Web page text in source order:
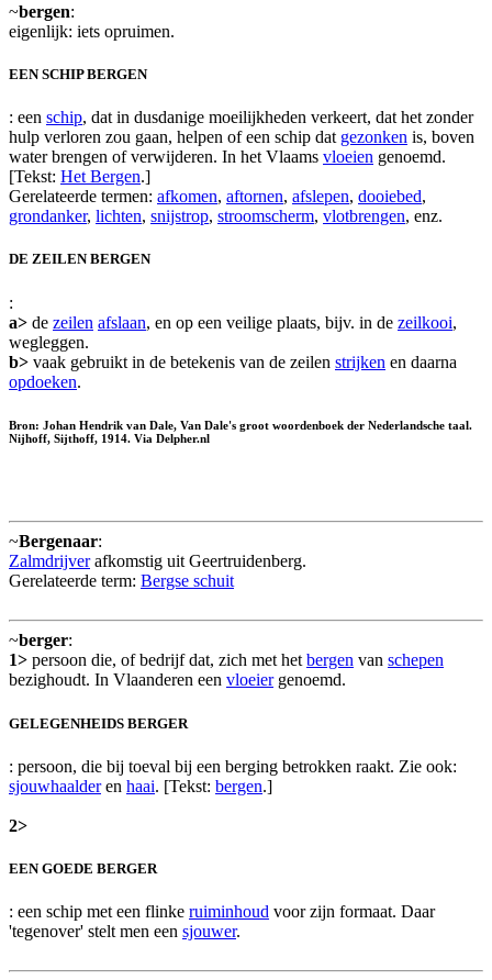
~bergen:
eigenlijk: iets opruimen.
EEN SCHIP BERGEN
: een schip, dat in dusdanige moeilijkheden verkeert, dat het zonder
hulp verloren zou gaan, helpen of een schip dat gezonken is, boven
water brengen of verwijderen. In het Vlaams vloeien genoemd.
[Tekst: Het Bergen.]
Gerelateerde termen: afkomen, aftornen, afslepen, dooiebed,
grondanker, lichten, snijstrop, stroomscherm, vlotbrengen, enz.
DE ZEILEN BERGEN
:
a> de zeilen afslaan, en op een veilige plaats, bijv. in de zeilkooi,
wegleggen.
b> vaak gebruikt in de betekenis van de zeilen strijken en daarna
opdoeken.
Bron: Johan Hendrik van Dale, Van Dale's groot woordenboek der Nederlandsche taal.
Nijhoff, Sijthoff, 1914. Via Delpher.nl
~Bergenaar:
Zalmdrijverafkomstig uit Geertruidenberg.
Gerelateerde term: Bergse schuit
~berger:
1> persoon die, of bedrijf dat, zich met hetbergen van schepen
bezighoudt. In Vlaanderen een vloeiergenoemd.
GELEGENHEIDS BERGER
: persoon, die bij toeval bij een berging betrokken raakt. Zie ook:
sjouwhaalderen haai. [Tekst: bergen.]
2>
EEN GOEDE BERGER
: een schip met een flinke ruiminhoud voor zijn formaat. Daar
'tegenover' stelt men een sjouwer.